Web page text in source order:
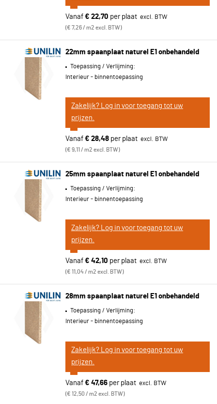
Vanaf € 22,70 per plaat
€ 7,26 / m2 excl. BTW
22mm spaanplaat naturel E1 onbehandeld
Toepassing / Verlijming:
Interieur - binnentoepassing
Zakelijk? Log in voor toegang tot uw
prijzen.
Vanaf € 28,48 per plaat
€ 9,11 / m2 excl. BTW
25mm spaanplaat naturel E1 onbehandeld
Toepassing / Verlijming:
Interieur - binnentoepassing
Zakelijk? Log in voor toegang tot uw
prijzen.
Vanaf € 42,10 per plaat
€ 11,04 / m2 excl. BTW
28mm spaanplaat naturel E1 onbehandeld
Toepassing / Verlijming:
Interieur - binnentoepassing
Zakelijk? Log in voor toegang tot uw
prijzen.
Vanaf € 47,66 per plaat
€ 12,50 / m2 excl. BTW